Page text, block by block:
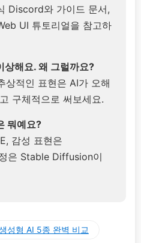
Discord와 가이드 문서,
UI 튜토리얼을 참고하
상해요. 왜 그럴까요?
상적인 표현은 AI가 오해
구체적으로 써보세요.
뭐예요?
감성 표현은
은 Stable Diffusion이
성형 AI 5종 완벽 비교